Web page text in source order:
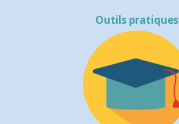
Outils pratiques